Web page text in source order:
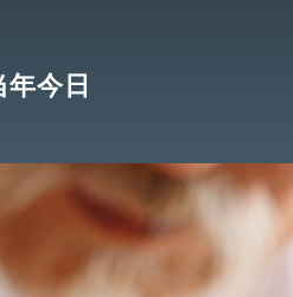
年今日